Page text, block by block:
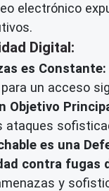
electrónico
Digital:
es Constante:
un acceso
Objetivo
ataques
es una
contra fugas
y